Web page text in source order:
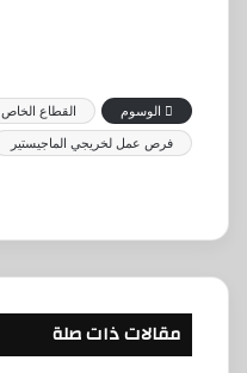
الوسوم القطاع الخاص
فرص عمل لخريجي الماجيستير
مقالات ذات صلة